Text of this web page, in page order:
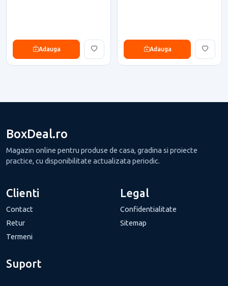
Adauga Adauga
BoxDeal.ro
Magazin online pentru produse de casa, gradina si proiecte
practice, cu disponibilitate actualizata periodic.
Clienti
Contact
Retur
Termeni
Legal
Confidentialitate
Sitemap
Suport